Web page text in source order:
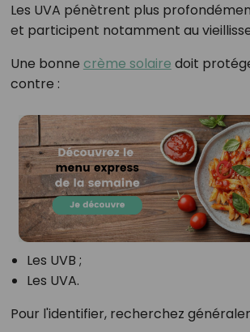
Les UVA pénètrent plus
et participent notamment au
Une bonne crème solaire doit
contre :
Les UVB ;
Les UVA.
Pour l'identifier, recherchez